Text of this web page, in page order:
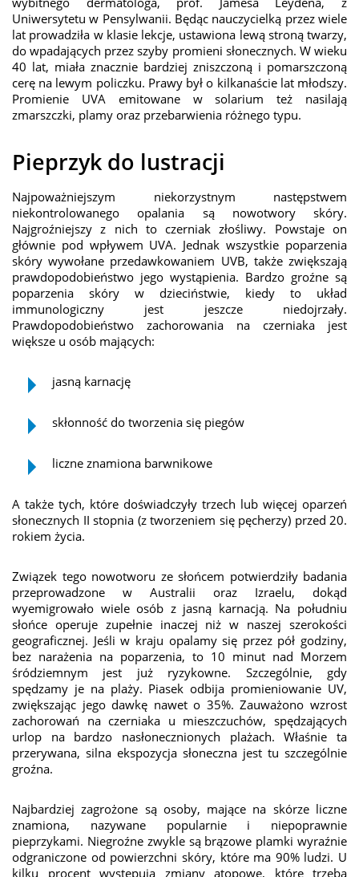
Uniwersytetu w Pensylwanii. Będąc nauczycielką przez wiele
lat prowadziła w klasie lekcje, ustawiona lewą stroną twarzy,
do wpadających przez szyby promieni słonecznych. W wieku
40 lat, miała znacznie bardziej zniszczoną i pomarszczoną
cerę na lewym policzku. Prawy był o kilkanaście lat młodszy.
Promienie UVA emitowane w solarium też nasilają
zmarszczki, plamy oraz przebarwienia różnego typu.
Pieprzyk do lustracji
Najpoważniejszym niekorzystnym następstwem
niekontrolowanego opalania są nowotwory skóry.
Najgroźniejszy z nich to czerniak złośliwy. Powstaje on
głównie pod wpływem UVA. Jednak wszystkie poparzenia
skóry wywołane przedawkowaniem UVB, także zwiększają
prawdopodobieństwo jego wystąpienia. Bardzo groźne są
poparzenia skóry w dzieciństwie, kiedy to układ
immunologiczny jest jeszcze niedojrzały.
Prawdopodobieństwo zachorowania na czerniaka jest
większe u osób mających:
jasną karnację
skłonność do tworzenia się piegów
liczne znamiona barwnikowe
A także tych, które doświadczyły trzech lub więcej oparzeń
słonecznych II stopnia (z tworzeniem się pęcherzy) przed 20.
rokiem życia.
Związek tego nowotworu ze słońcem potwierdziły badania
przeprowadzone w Australii oraz Izraelu, dokąd
wyemigrowało wiele osób z jasną karnacją. Na południu
słońce operuje zupełnie inaczej niż w naszej szerokości
geograficznej. Jeśli w kraju opalamy się przez pół godziny,
bez narażenia na poparzenia, to 10 minut nad Morzem
śródziemnym jest już ryzykowne. Szczególnie, gdy
spędzamy je na plaży. Piasek odbija promieniowanie UV,
zwiększając jego dawkę nawet o 35%. Zauważono wzrost
zachorowań na czerniaka u mieszczuchów, spędzających
urlop na bardzo nasłonecznionych plażach. Właśnie ta
przerywana, silna ekspozycja słoneczna jest tu szczególnie
groźna.
Najbardziej zagrożone są osoby, mające na skórze liczne
znamiona, nazywane popularnie i niepoprawnie
pieprzykami. Niegroźne zwykle są brązowe plamki wyraźnie
odgraniczone od powierzchni skóry, które ma 90% ludzi. U
kilku procent występują zmiany atopowe, które trzeba